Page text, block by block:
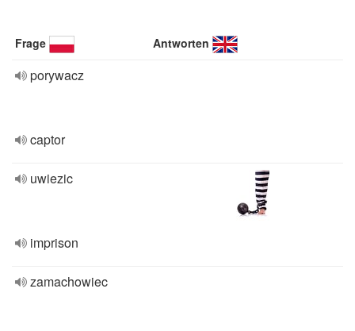
Frage Antworten
porywacz
captor
uwiezic
imprison
zamachowiec